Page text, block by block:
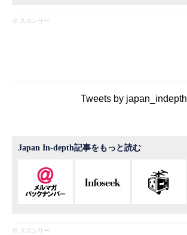
※ スポンサー
Tweets by japan_indepth
Japan In-depth記事をもっと読む
※ スポンサー